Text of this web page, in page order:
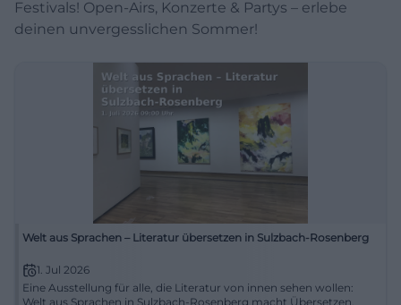
Festivals! Open-Airs, Konzerte & Partys – erlebe
deinen unvergesslichen Sommer!
Welt aus Sprachen – Literatur übersetzen in Sulzbach-Rosenberg
1. Jul 2026
Eine Ausstellung für alle, die Literatur von innen sehen wollen:
Welt aus Sprachen in Sulzbach-Rosenberg macht Übersetzen,